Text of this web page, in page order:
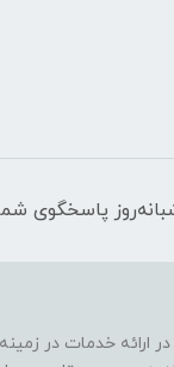
ارائه خدمات در